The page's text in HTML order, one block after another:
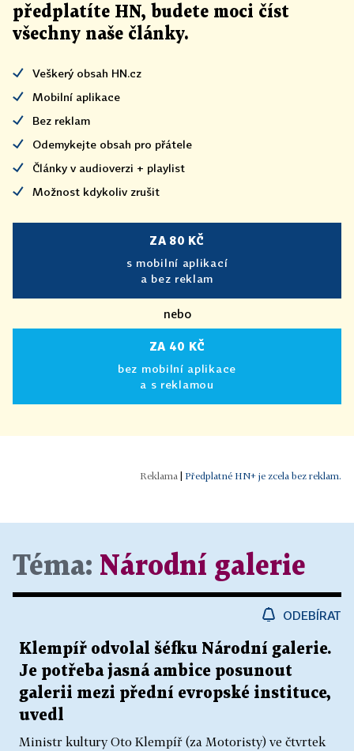
předplatíte HN, budete moci číst
všechny naše články.
Veškerý obsah HN.cz
Mobilní aplikace
Bez reklam
Odemykejte obsah pro přátele
Články v audioverzi + playlist
Možnost kdykoliv zrušit
ZA 80 KČ
s mobilní aplikací
a bez reklam
nebo
ZA 40 KČ
bez mobilní aplikace
a s reklamou
Předplatné HN+ je zcela bez reklam.
Téma: Národní galerie
ODEBÍRAT
Klempíř odvolal šéfku Národní galerie.
Je potřeba jasná ambice posunout
galerii mezi přední evropské instituce,
uvedl
Ministr kultury Oto Klempíř (za Motoristy) ve čtvrtek